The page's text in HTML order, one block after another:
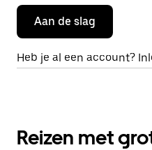
Aan de slag
Heb je al een account?
Reizen met